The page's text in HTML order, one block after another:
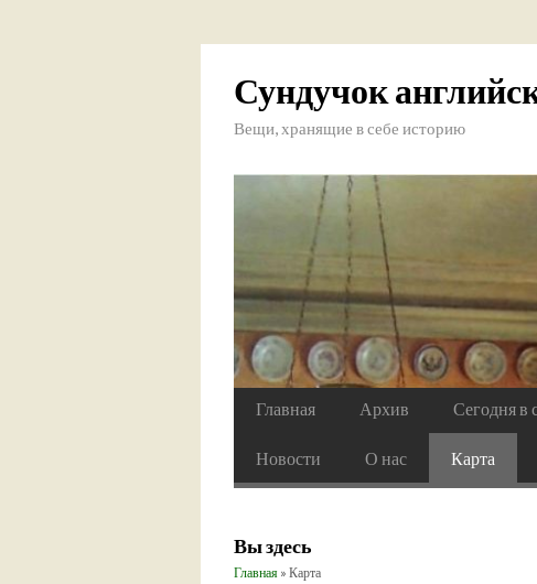
Сундучок
Вещи, хранящие в себе историю
Главная Архив Сегодня в
Новости О нас Карта
Вы здесь
Главная » Карта